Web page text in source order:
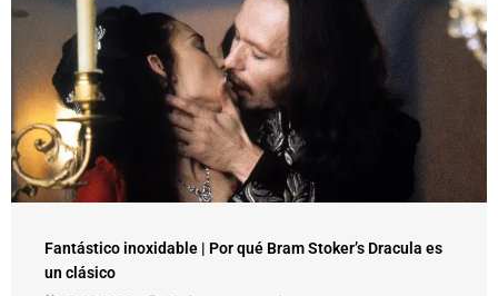
Fantástico inoxidable | Por qué Bram Stoker’s Dracula es
un clásico